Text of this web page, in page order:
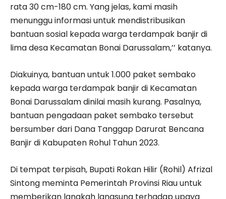
rata 30 cm-180 cm. Yang jelas, kami masih
menunggu informasi untuk mendistribusikan
bantuan sosial kepada warga terdampak banjir di
lima desa Kecamatan Bonai Darussalam,’’ katanya.
Diakuinya, bantuan untuk 1.000 paket sembako
kepada warga terdampak banjir di Kecamatan
Bonai Darussalam dinilai masih kurang. Pasalnya,
bantuan pengadaan paket sembako tersebut
bersumber dari Dana Tanggap Darurat Bencana
Banjir di Kabupaten Rohul Tahun 2023.
Di tempat terpisah, Bupati Rokan Hilir (Rohil) Afrizal
Sintong meminta Pemerintah Provinsi Riau untuk